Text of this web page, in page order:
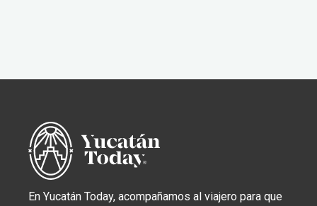
En Yucatán Today, acompañamos al viajero para que